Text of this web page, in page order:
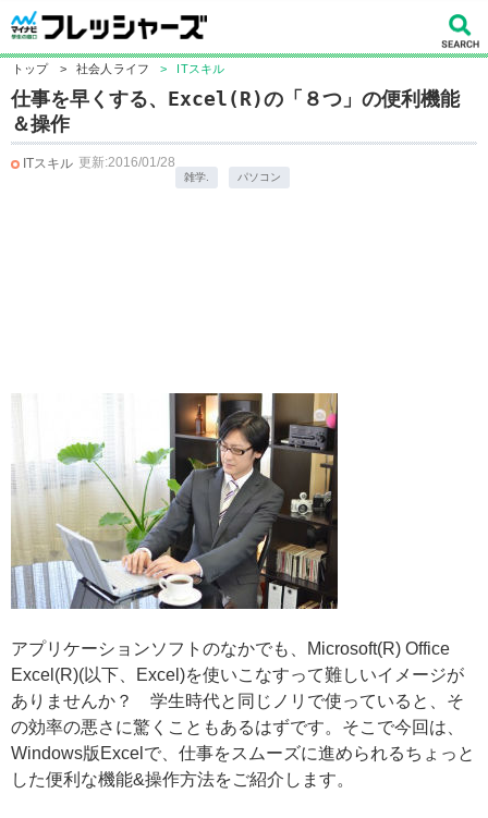
トップ > 社会人ライフ > ITスキル
仕事を早くする、Excel(R)の「８つ」の便利機能
＆操作
ITスキル 更新:2016/01/28
雑学. パソコン
アプリケーションソフトのなかでも、Microsoft(R) Office
Excel(R)(以下、Excel)を使いこなすって難しいイメージが
ありませんか？ 学生時代と同じノリで使っていると、そ
の効率の悪さに驚くこともあるはずです。そこで今回は、
Windows版Excelで、仕事をスムーズに進められるちょっと
した便利な機能&操作方法をご紹介します。